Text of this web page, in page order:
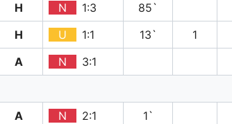
H N 1:3 85`
H U 1:1 13` 1
A N
3:1
A N 2:1
1`